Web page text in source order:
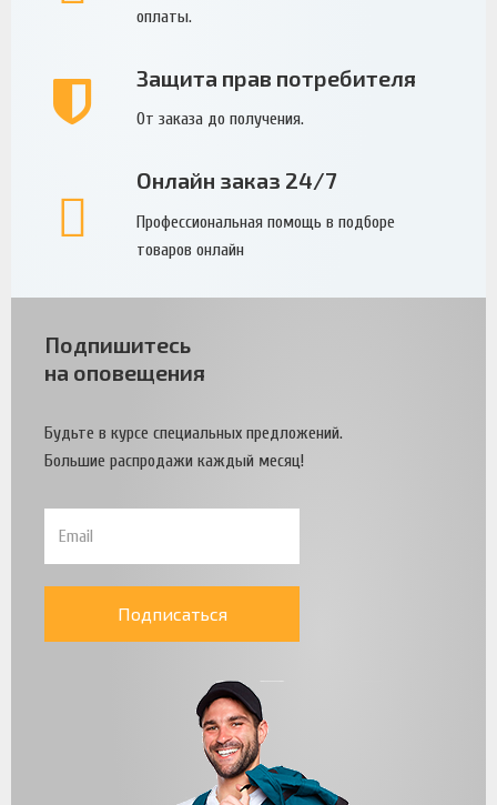
оплаты.
Защита прав потребителя
От заказа до получения.
Онлайн заказ 24/7
Профессиональная помощь в подборе
товаров онлайн
Подпишитесь
на оповещения
Будьте в курсе специальных предложений.
Большие распродажи каждый месяц!
Подписаться